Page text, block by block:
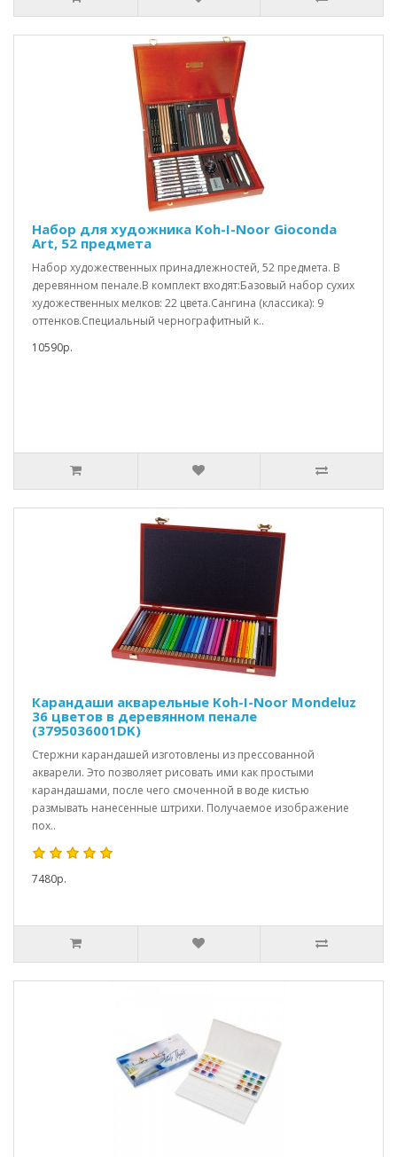
Набор для художника Koh-I-Noor Gioconda
Art, 52 предмета
Набор художественных принадлежностей, 52 предмета. В
деревянном пенале.В комплект входят:Базовый набор сухих
художественных мелков: 22 цвета.Сангина (классика): 9
оттенков.Специальный чернографитный к..
10590р.
Карандаши акварельные Koh-I-Noor Mondeluz
36 цветов в деревянном пенале
(3795036001DK)
Стержни карандашей изготовлены из прессованной
акварели. Это позволяет рисовать ими как простыми
карандашами, после чего смоченной в воде кистью
размывать нанесенные штрихи. Получаемое изображение
пох..
7480р.